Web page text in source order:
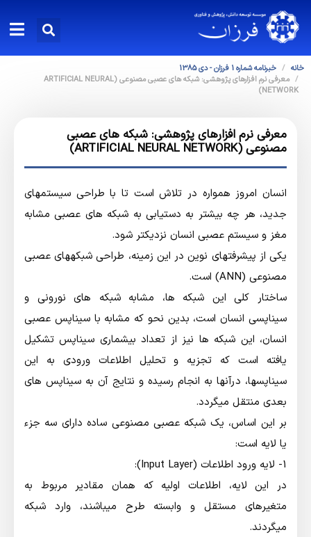
خانه
خبرنامه شماره 1 فرزان - دی 1385
معرفي نرم افزارهاي پژوهشي: شبكه هاي عصبي مصنوعي (ARTIFICIAL NEURAL
NETWORK)
معرفي نرم افزارهاي پژوهشي: شبكه هاي عصبي
مصنوعي (ARTIFICIAL NEURAL NETWORK)
انسان امروز همواره در تلاش است تا با طراحي سيستمهاي
جديد، هر چه بيشتر به دستيابي به شبكه هاي عصبي مشابه
مغز و سيستم عصبي انسان نزديكتر شود.
يكي از پيشرفتهاي نوين در اين زمينه، طراحي شبكههاي عصبي
مصنوعي (ANN) است.
ساختار كلي اين شبكه ها، مشابه شبكه هاي نوروني و
سيناپسي انسان است، بدين نحو كه مشابه با سيناپس عصبي
انسان، اين شبكه ها نيز از تعداد بيشماري سيناپس تشكيل
يافته است كه تجزيه و تحليل اطلاعات ورودي به اين
سيناپسها، درآنها به انجام رسيده و نتايج آن به سيناپس هاي
بعدي منتقل ميگردد.
بر اين اساس، يك شبكه عصبي مصنوعي ساده داراي سه جزء
يا لايه است:
1- لايه ورود اطلاعات (Input Layer):
در اين لايه، اطلاعات اوليه كه همان مقادير مربوط به
متغيرهاي مستقل و وابسته طرح ميباشند، وارد شبكه
ميگردند.